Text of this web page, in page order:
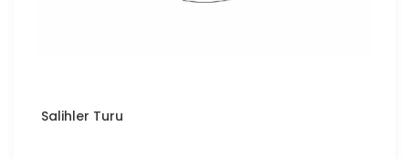
Salihler Turu